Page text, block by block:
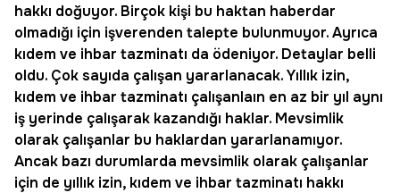
hakkı doğuyor. Birçok kişi bu haktan haberdar
olmadığı için işverenden talepte bulunmuyor. Ayrıca
kıdem ve ihbar tazminatı da ödeniyor. Detaylar belli
oldu. Çok sayıda çalışan yararlanacak. Yıllık izin,
kıdem ve ihbar tazminatı çalışanlaın en az bir yıl aynı
iş yerinde çalışarak kazandığı haklar. Mevsimlik
olarak çalışanlar bu haklardan yararlanamıyor.
Ancak bazı durumlarda mevsimlik olarak çalışanlar
için de yıllık izin, kıdem ve ihbar tazminatı hakkı